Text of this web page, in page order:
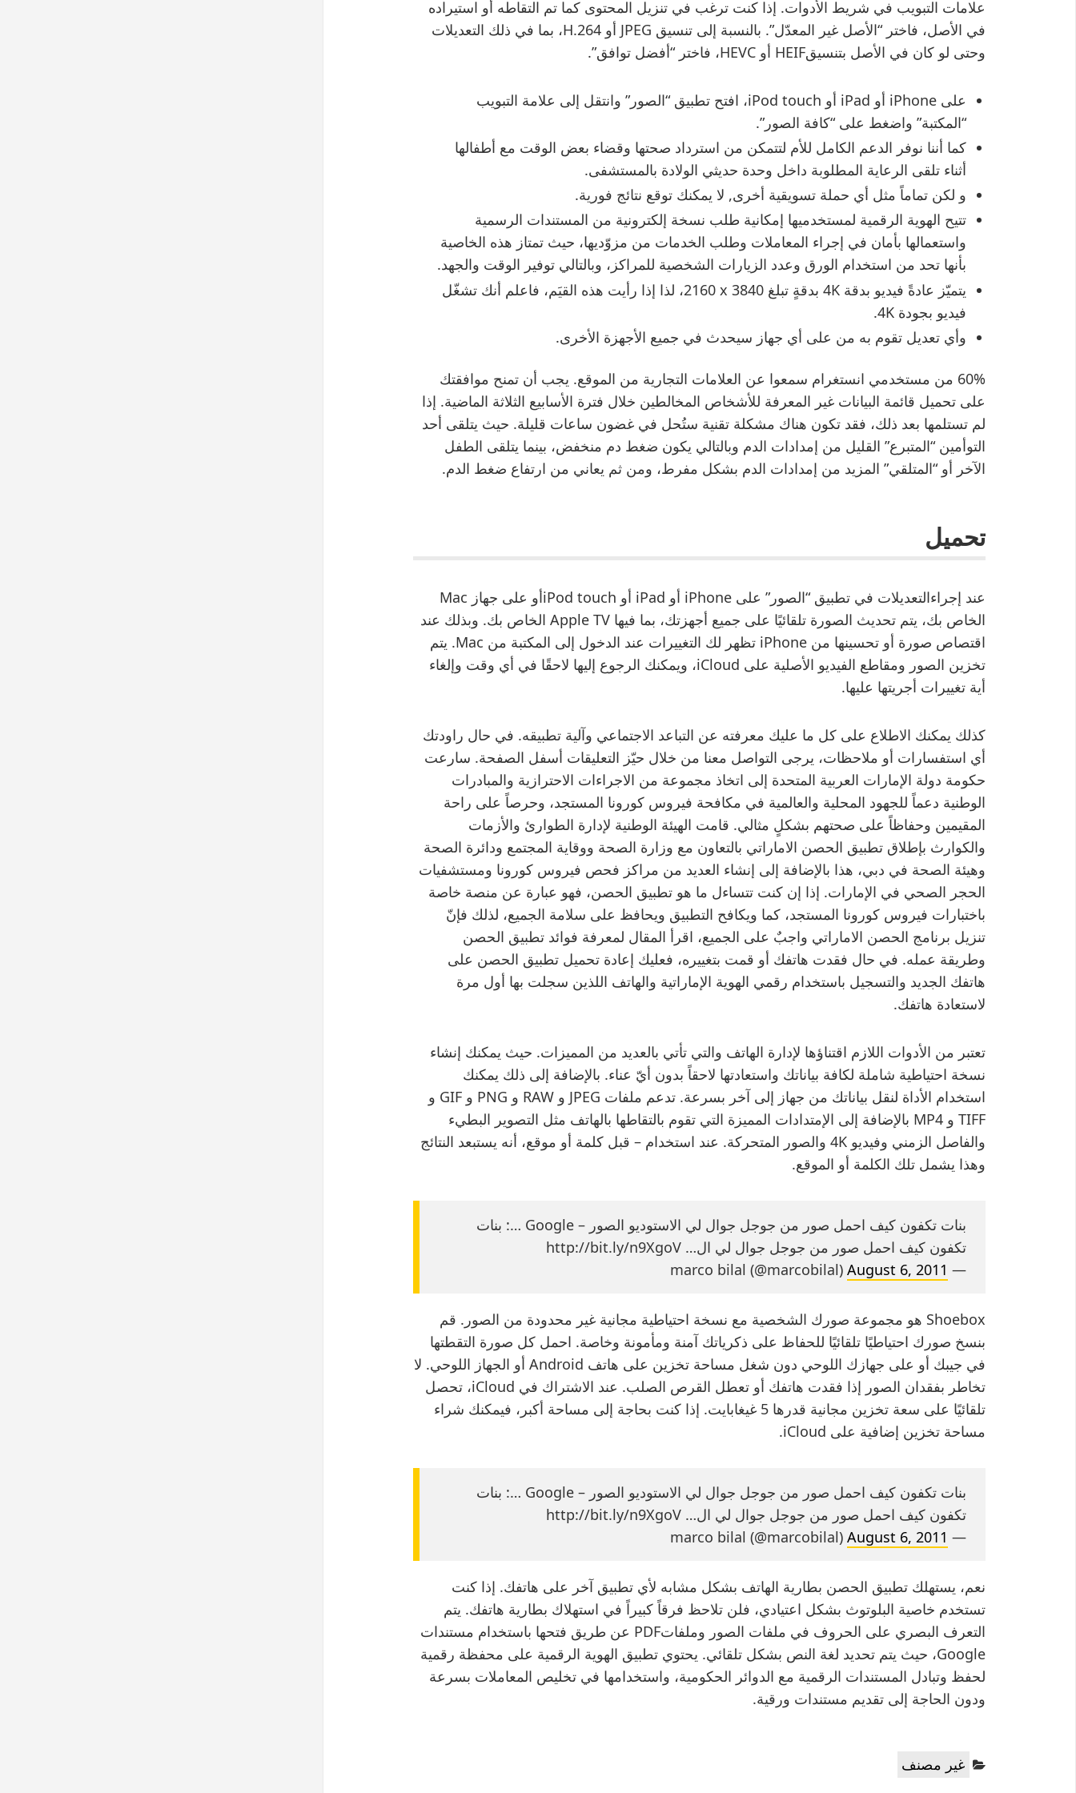
علامات التبويب في شريط الأدوات. إذا كنت ترغب في تنزيل المحتوى كما تم التقاطه أو استيراده
في الأصل، فاختر “الأصل غير المعدّل”. بالنسبة إلى تنسيق JPEG أو H.264، بما في ذلك التعديلات
وحتى لو كان في الأصل بتنسيقHEIF أو HEVC، فاختر “أفضل توافق”.
على iPhone أو iPad أو iPod touch، افتح تطبيق “الصور” وانتقل إلى علامة التبويب
“المكتبة” واضغط على “كافة الصور”.
كما أننا نوفر الدعم الكامل للأم لتتمكن من استرداد صحتها وقضاء بعض الوقت مع أطفالها
أثناء تلقى الرعاية المطلوبة داخل وحدة حديثي الولادة بالمستشفى.
و لكن تماماً مثل أي حملة تسويقية أخرى, لا يمكنك توقع نتائج فورية.
تتيح الهوية الرقمية لمستخدميها إمكانية طلب نسخة إلكترونية من المستندات الرسمية
واستعمالها بأمان في إجراء المعاملات وطلب الخدمات من مزوّديها، حيث تمتاز هذه الخاصية
بأنها تحد من استخدام الورق وعدد الزيارات الشخصية للمراكز، وبالتالي توفير الوقت والجهد.
يتميّز عادةً فيديو بدقة 4K بدقةٍ تبلغ 3840 x‏ 2160، لذا إذا رأيت هذه القيَم، فاعلم أنك تشغّل
فيديو بجودة 4K.
وأي تعديل تقوم به من على أي جهاز سيحدث في جميع الأجهزة الأخرى.
60% من مستخدمي انستغرام سمعوا عن العلامات التجارية من الموقع. يجب أن تمنح موافقتك
على تحميل قائمة البيانات غير المعرفة للأشخاص المخالطين خلال فترة الأسابيع الثلاثة الماضية. إذا
لم تستلمها بعد ذلك، فقد تكون هناك مشكلة تقنية ستُحل في غضون ساعات قليلة. حيث يتلقى أحد
التوأمين “المتبرع” القليل من إمدادات الدم وبالتالي يكون ضغط دم منخفض، بينما يتلقى الطفل
الآخر أو “المتلقي” المزيد من إمدادات الدم بشكل مفرط، ومن ثم يعاني من ارتفاع ضغط الدم.
تحميل
عند إجراءالتعديلات في تطبيق “الصور” على iPhone أو iPad أو iPod touchأو على جهاز Mac
الخاص بك، يتم تحديث الصورة تلقائيًا على جميع أجهزتك، بما فيها Apple TV الخاص بك. وبذلك عند
اقتصاص صورة أو تحسينها من iPhone تظهر لك التغييرات عند الدخول إلى المكتبة من Mac. يتم
تخزين الصور ومقاطع الفيديو الأصلية على iCloud، ويمكنك الرجوع إليها لاحقًا في أي وقت وإلغاء
أية تغييرات أجريتها عليها.
كذلك يمكنك الاطلاع على كل ما عليك معرفته عن التباعد الاجتماعي وآلية تطبيقه. في حال راودتك
أي استفسارات أو ملاحظات، يرجى التواصل معنا من خلال حيّز التعليقات أسفل الصفحة. سارعت
حكومة دولة الإمارات العربية المتحدة إلى اتخاذ مجموعة من الاجراءات الاحترازية والمبادرات
الوطنية دعماً للجهود المحلية والعالمية في مكافحة فيروس كورونا المستجد، وحرصاً على راحة
المقيمين وحفاظاً على صحتهم بشكلٍ مثالي. قامت الهيئة الوطنية لإدارة الطوارئ والأزمات
والكوارث بإطلاق تطبيق الحصن الاماراتي بالتعاون مع وزارة الصحة ووقاية المجتمع ودائرة الصحة
وهيئة الصحة في دبي، هذا بالإضافة إلى إنشاء العديد من مراكز فحص فيروس كورونا ومستشفيات
الحجر الصحي في الإمارات. إذا إن كنت تتساءل ما هو تطبيق الحصن، فهو عبارة عن منصة خاصة
باختبارات فيروس كورونا المستجد، كما ويكافح التطبيق ويحافظ على سلامة الجميع، لذلك فإنّ
تنزيل برنامج الحصن الاماراتي واجبٌ على الجميع، اقرأ المقال لمعرفة فوائد تطبيق الحصن
وطريقة عمله. في حال فقدت هاتفك أو قمت بتغييره، فعليك إعادة تحميل تطبيق الحصن على
هاتفك الجديد والتسجيل باستخدام رقمي الهوية الإماراتية والهاتف اللذين سجلت بها أول مرة
لاستعادة هاتفك.
تعتبر من الأدوات اللازم اقتناؤها لإدارة الهاتف والتي تأتي بالعديد من المميزات. حيث يمكنك إنشاء
نسخة احتياطية شاملة لكافة بياناتك واستعادتها لاحقاً بدون أيّ عناء. بالإضافة إلى ذلك يمكنك
استخدام الأداة لنقل بياناتك من جهاز إلى آخر بسرعة. تدعم ملفات JPEG و RAW و PNG و GIF و
TIFF و MP4 بالإضافة إلى الإمتدادات المميزة التي تقوم بالتقاطها بالهاتف مثل التصوير البطيء
والفاصل الزمني وفيديو 4K والصور المتحركة. عند استخدام – قبل كلمة أو موقع، أنه يستبعد النتائج
وهذا يشمل تلك الكلمة أو الموقع.
بنات تكفون كيف احمل صور من جوجل جوال لي الاستوديو الصور – Google …: بنات
تكفون كيف احمل صور من جوجل جوال لي ال… http://bit.ly/n9XgoV
— marco bilal (@marcobilal)
August 6, 2011
Shoebox هو مجموعة صورك الشخصية مع نسخة احتياطية مجانية غير محدودة من الصور. قم
بنسخ صورك احتياطيًا تلقائيًا للحفاظ على ذكرياتك آمنة ومأمونة وخاصة. احمل كل صورة التقطتها
في جيبك أو على جهازك اللوحي دون شغل مساحة تخزين على هاتف Android أو الجهاز اللوحي. لا
تخاطر بفقدان الصور إذا فقدت هاتفك أو تعطل القرص الصلب. عند الاشتراك في iCloud، تحصل
تلقائيًا على سعة تخزين مجانية قدرها 5 غيغابايت. إذا كنت بحاجة إلى مساحة أكبر، فيمكنك شراء
مساحة تخزين إضافية على iCloud.
بنات تكفون كيف احمل صور من جوجل جوال لي الاستوديو الصور – Google …: بنات
تكفون كيف احمل صور من جوجل جوال لي ال… http://bit.ly/n9XgoV
— marco bilal (@marcobilal)
August 6, 2011
نعم، يستهلك تطبيق الحصن بطارية الهاتف بشكل مشابه لأي تطبيق آخر على هاتفك. إذا كنت
تستخدم خاصية البلوتوث بشكل اعتيادي، فلن تلاحظ فرقاً كبيراً في استهلاك بطارية هاتفك. يتم
التعرف البصري على الحروف في ملفات الصور وملفاتPDF عن طريق فتحها باستخدام مستندات
Google، حيث يتم تحديد لغة النص بشكل تلقائي. يحتوي تطبيق الهوية الرقمية على محفظة رقمية
لحفظ وتبادل المستندات الرقمية مع الدوائر الحكومية، واستخدامها في تخليص المعاملات بسرعة
ودون الحاجة إلى تقديم مستندات ورقية.
Categories:
غير مصنف